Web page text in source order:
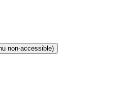
non-accessible)